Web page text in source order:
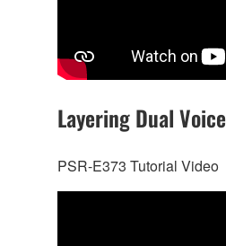
Layering Dual Voice
PSR-E373 Tutorial Video